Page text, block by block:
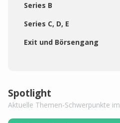
Series B
Series C, D, E
Exit und Börsengang
Spotlight
Aktuelle Themen-Schwerpunkte